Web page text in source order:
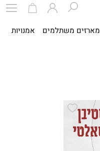
מארזים משתלמים אמנויות